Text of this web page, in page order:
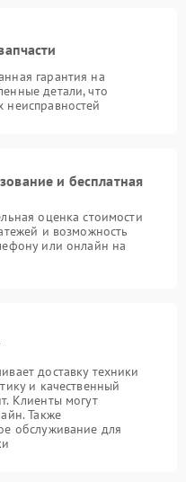
гарантия на
детали, что
и бесплатная
оценка стоимости
и возможность
или онлайн на
доставку техники
и качественный
Клиенты могут
Также
обслуживание для